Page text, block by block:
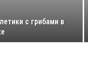
с грибами в